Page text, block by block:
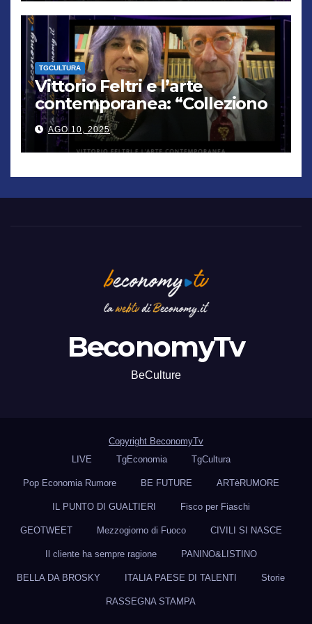
TGCULTURA
Vittorio Feltri e l’arte
contemporanea: “Colleziono
De Chirico. Cattelan? Un
genio”
AGO 10, 2025
BeconomyTv
BeCulture
Copyright BeconomyTv
LIVE
TgEconomia TgCultura
Pop Economia Rumore BE FUTURE ARTèRUMORE
IL PUNTO DI GUALTIERI Fisco per Fiaschi
GEOTWEET Mezzogiorno di Fuoco CIVILI SI NASCE
Il cliente ha sempre ragione PANINO&LISTINO
BELLA DA BROSKY ITALIA PAESE DI TALENTI Storie
RASSEGNA STAMPA